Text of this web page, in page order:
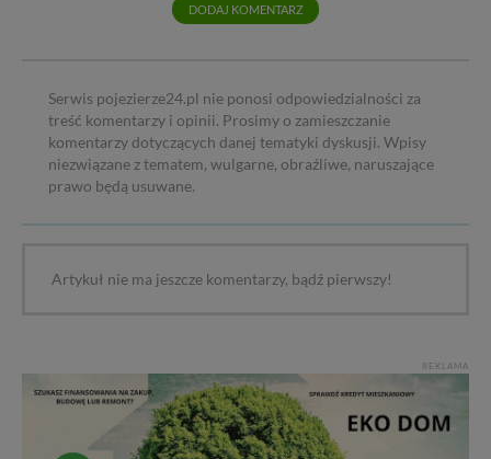
DODAJ KOMENTARZ
Serwis pojezierze24.pl nie ponosi odpowiedzialności za
treść komentarzy i opinii. Prosimy o zamieszczanie
komentarzy dotyczących danej tematyki dyskusji. Wpisy
niezwiązane z tematem, wulgarne, obraźliwe, naruszające
prawo będą usuwane.
Artykuł nie ma jeszcze komentarzy, bądź pierwszy!
REKLAMA